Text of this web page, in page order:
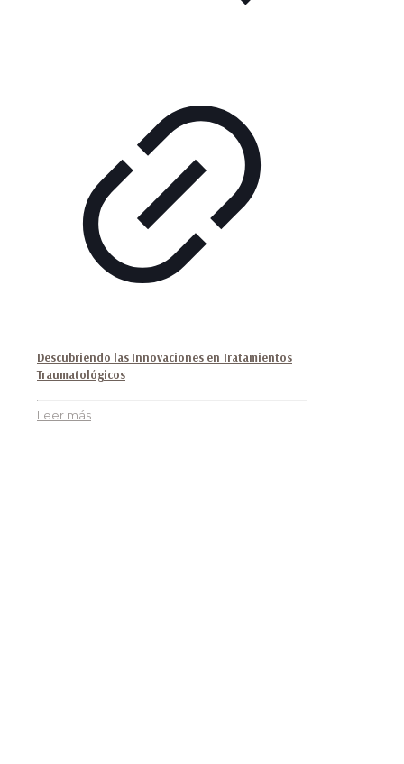
Descubriendo las Innovaciones en Tratamientos
Traumatológicos
Leer más